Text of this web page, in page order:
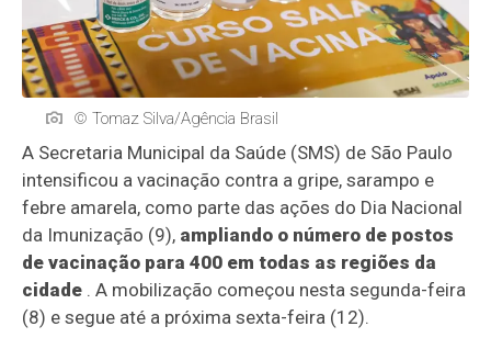
© Tomaz Silva/Agência Brasil
A Secretaria Municipal da Saúde (SMS) de São Paulo
intensificou a vacinação contra a gripe, sarampo e
febre amarela, como parte das ações do Dia Nacional
da Imunização (9), ampliando o número de postos
de vacinação para 400 em todas as regiões da
cidade . A mobilização começou nesta segunda-feira
(8) e segue até a próxima sexta-feira (12).